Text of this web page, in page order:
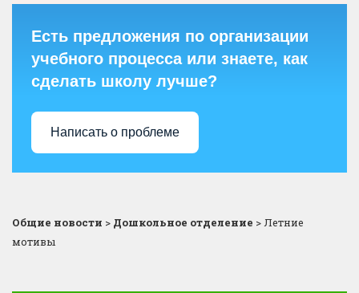
Есть предложения по организации
учебного процесса или знаете, как
сделать школу лучше?
Написать о проблеме
Общие новости > Дошкольное отделение >Летние
мотивы